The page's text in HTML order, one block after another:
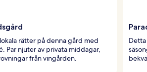
rätter på denna gård med
Par njuter av privata middagar,
från vingården.